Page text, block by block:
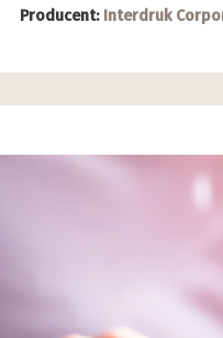
Producent: Interdruk